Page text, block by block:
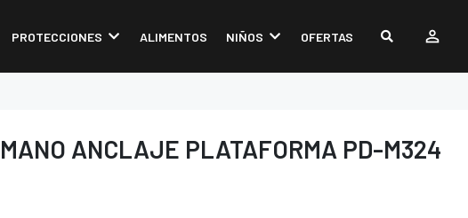
PROTECCIONES ALIMENTOS NIÑOS OFERTAS
ANCLAJE PLATAFORMA PD-M324